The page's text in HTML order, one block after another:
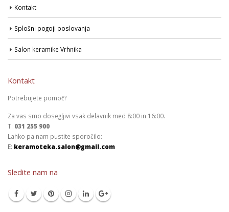
Kontakt
Splošni pogoji poslovanja
Salon keramike Vrhnika
Kontakt
Potrebujete pomoč?
Za vas smo dosegljivi vsak delavnik med 8:00 in 16:00.
T: 031 255 900
Lahko pa nam pustite sporočilo:
E: keramoteka.salon@gmail.com
Sledite nam na